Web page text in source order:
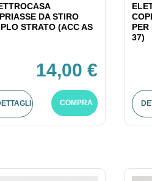
DA STIRO
STRATO (ACC AS
14,00 €
COMPRA
PER
37)